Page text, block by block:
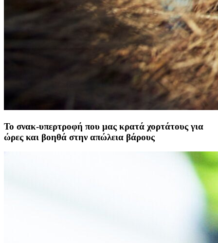
Το σνακ-υπερτροφή που μας κρατά χορτάτους για
ώρες και βοηθά στην απώλεια βάρους